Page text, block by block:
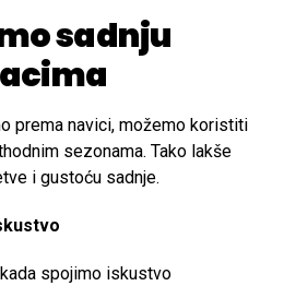
sadnju
prema navici, možemo koristiti
sezonama. Tako lakše
i gustoću sadnje.
spojimo iskustvo